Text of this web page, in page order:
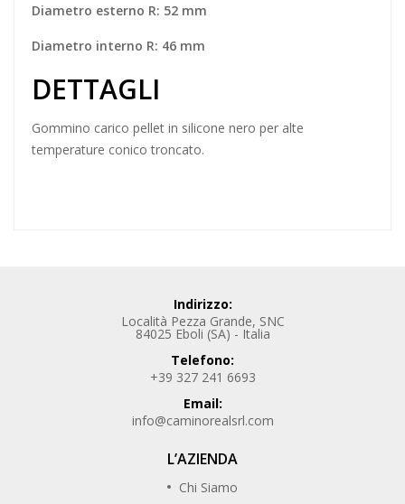
Diametro esterno R: 52 mm
Diametro interno R: 46 mm
DETTAGLI
Gommino carico pellet in silicone nero per alte
temperature conico troncato.
Indirizzo:
Località Pezza Grande, SNC
84025 Eboli (SA) - Italia
Telefono:
+39 327 241 6693
Email:
info@caminorealsrl.com
L’AZIENDA
Chi Siamo